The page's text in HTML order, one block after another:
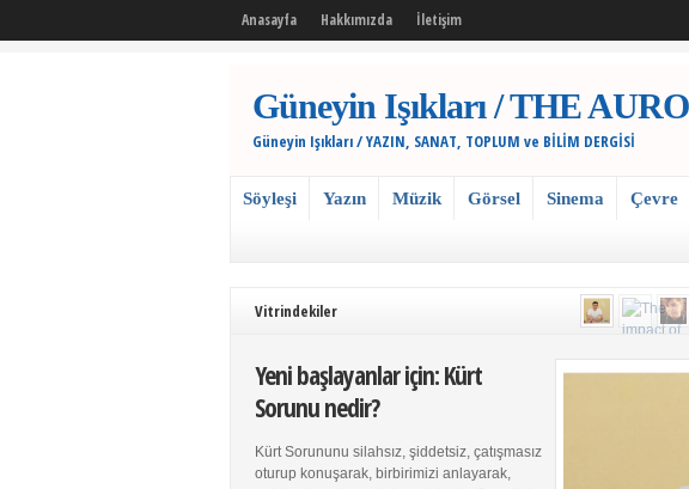
Anasayfa Hakkımızda İletişim
Güneyin Işıkları / THE
Güneyin Işıkları / YAZIN, SANAT, TOPLUM ve BİLİM DERGİSİ
Söyleşi Yazın Müzik Görsel Sinema Çevre
Vitrindekiler
Yeni başlayanlar için: Kürt
Sorunu nedir?
Kürt Sorununu silahsız, şiddetsiz, çatışmasız
oturup konuşarak, birbirimizi anlayarak,